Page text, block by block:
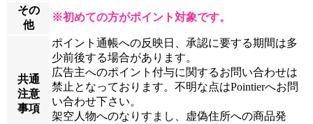
その
他
※初めての方がポイント対象です。
共通
注意
事項
ポイント通帳への反映日、承認に要する期間は多
少前後する場合があります。
広告主へのポイント付与に関するお問い合わせは
禁止となっております。不明な点はPointierへお問
い合わせ下さい。
架空人物へのなりすまし、虚偽住所への商品発